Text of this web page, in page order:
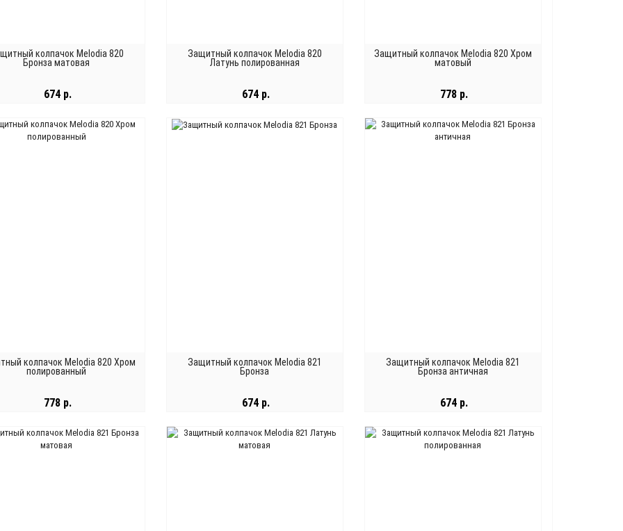
колпачок Melodia 820
Бронза матовая
674 р.
В КОРЗИНУ
Защитный колпачок Melodia 820
Латунь полированная
674 р.
В КОРЗИНУ
Защитный колпачок Melodia 820 Хром
матовый
778 р.
В КОРЗИНУ
колпачок Melodia 820 Хром
полированный
778 р.
В КОРЗИНУ
Защитный колпачок Melodia 821
Бронза
674 р.
В КОРЗИНУ
Защитный колпачок Melodia 821
Бронза античная
674 р.
В КОРЗИНУ